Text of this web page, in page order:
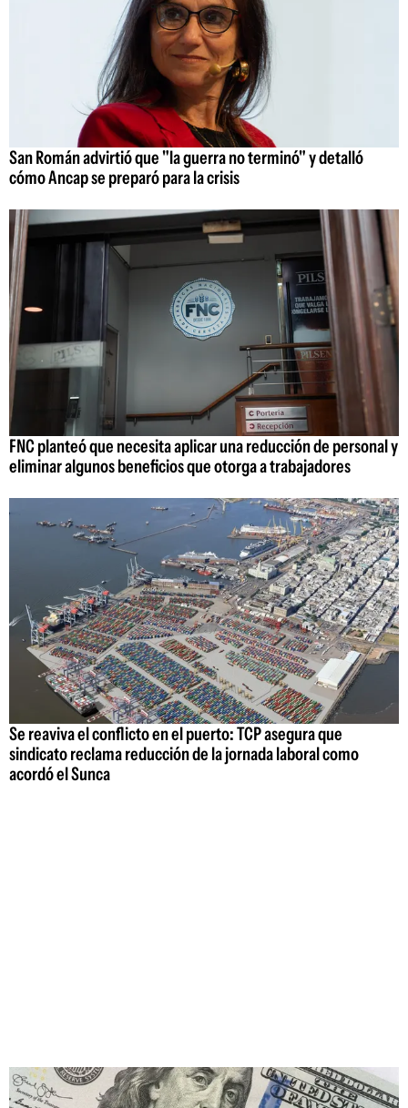
San Román advirtió que "la guerra no terminó" y detalló
cómo Ancap se preparó para la crisis
FNC planteó que necesita aplicar una reducción de personal y
eliminar algunos beneficios que otorga a trabajadores
Se reaviva el conflicto en el puerto: TCP asegura que
sindicato reclama reducción de la jornada laboral como
acordó el Sunca